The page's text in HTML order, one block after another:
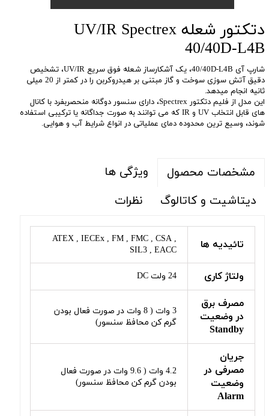
دتکتور شعله UV/IR Spectrex
40/40D-L4B
شارپ آی 40/40D-L4B، یک آشکارساز شعله فوق سریع UV/IR، تشخیص
دقیق آتش سوزی سوخت و گاز مبتنی بر هیدروکربن را در کمتر از 20 میلی
ثانیه انجام میدهد.
این مدل از فلیم دتکتور Spectrex، دارای سنسور دوگانه منحصربفرد با کانال
های قابل انتخاب UV و IR که می توانند به صورت جداگانه یا ترکیبی استفاده
شوند، وسیع ترین محدوده دمای عملیاتی در انواع شرایط آب و هوایی.
مشخصات محصول
ویژگی ها
دیتاشیت و کاتالوگ
نظرات
تائیدیه ها
ATEX , IECEx , FM , FMC , CSA ,
SIL3 , EACC
ولتاژ کاری 24 ولت DC
مصرف برق
در وضعیت
Standby
3 وات ( 8 وات در صورت فعال بودن
گرم کن محافظ سنسور)
جریان
مصرفی در
وضعیت
Alarm
4.2 وات ( 9.6 وات در صورت فعال
بودن گرم کن محافظ سنسور)